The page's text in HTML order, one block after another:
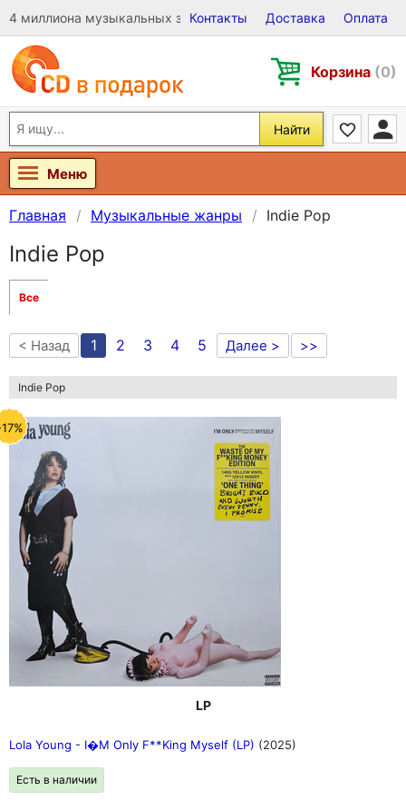
4 миллиона музыкальных записей на Виниле, CD и DVD
Контакты Доставка Оплата
Корзина (0)
Найти
Меню
Главная Музыкальные жанры Indie Pop
Indie Pop
Все
< Назад 1 2 3 4 5 Далее > >>
Indie Pop
LP
Lola Young - I�M Only F**King Myself (LP) (2025)
Есть в наличии